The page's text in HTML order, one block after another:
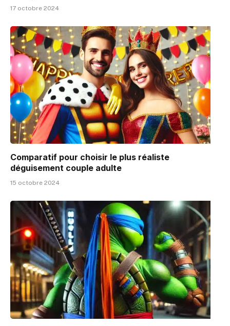
17 octobre 2024
Comparatif pour choisir le plus réaliste
déguisement couple adulte
15 octobre 2024